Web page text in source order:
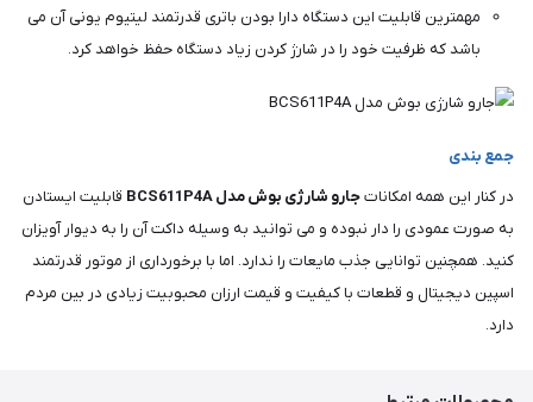
مهمترین قابلیت این دستگاه دارا بودن باتری قدرتمند لیتیوم یونی آن می
باشد که ظرفیت خود را در شارژ کردن زیاد دستگاه حفظ خواهد کرد.
جمع بندی
در کنار این همه امکاناتجارو شارژی بوش مدل BCS611P4A
قابلیت ایستادن
به صورت عمودی را دار نبوده و می توانید به وسیله داکت آن را به دیوار آویزان
کنید. همچنین توانایی جذب مایعات را ندارد. اما با برخورداری از موتور قدرتمند
اسپین دیجیتال و قطعات با کیفیت و قیمت ارزان محبوبیت زیادی در بین مردم
دارد.